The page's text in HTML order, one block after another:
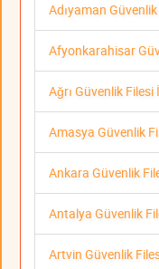
Adıyaman
Afyonkarahisar
Ağrı Güvenlik Filesi
Amasya Güvenlik
Ankara Güvenlik
Antalya Güvenlik
Artvin Güvenlik